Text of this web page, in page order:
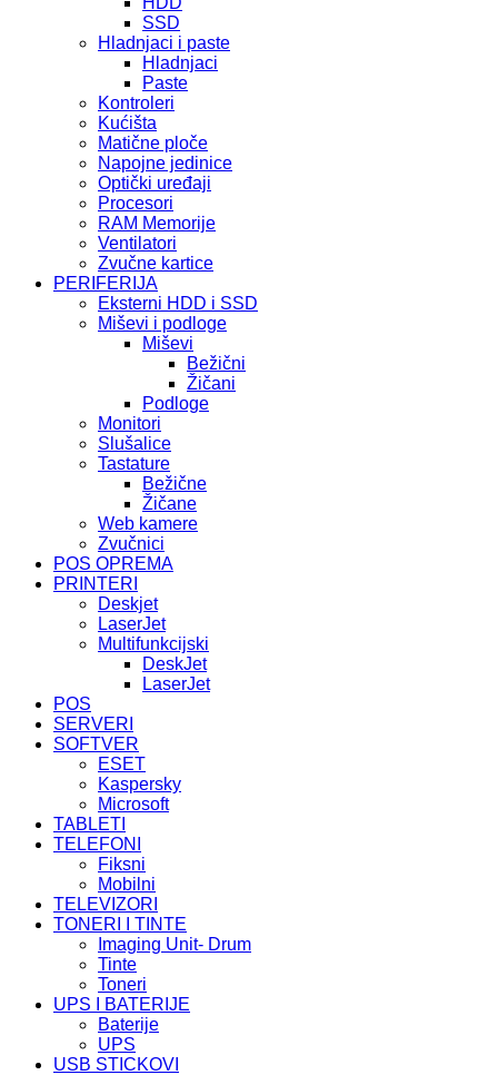
SSD
Hladnjaci i paste
Hladnjaci
Paste
Kontroleri
Kućišta
Matične ploče
Napojne jedinice
Optički uređaji
Procesori
RAM Memorije
Ventilatori
Zvučne kartice
PERIFERIJA
Eksterni HDD i SSD
Miševi i podloge
Miševi
Bežični
Žičani
Podloge
Monitori
Slušalice
Tastature
Bežične
Žičane
Web kamere
Zvučnici
POS OPREMA
PRINTERI
Deskjet
LaserJet
Multifunkcijski
DeskJet
LaserJet
POS
SERVERI
SOFTVER
ESET
Kaspersky
Microsoft
TABLETI
TELEFONI
Fiksni
Mobilni
TELEVIZORI
TONERI I TINTE
Imaging Unit- Drum
Tinte
Toneri
UPS I BATERIJE
Baterije
UPS
USB STICKOVI